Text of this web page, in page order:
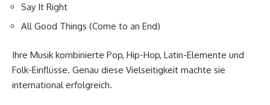
Say It Right
All Good Things (Come to an End)
Ihre Musik kombinierte Pop, Hip-Hop, Latin-Elemente und
Folk-Einflüsse. Genau diese Vielseitigkeit machte sie
international erfolgreich.